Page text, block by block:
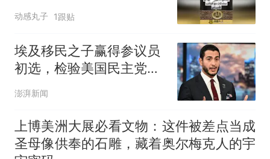
动感丸子 1跟贴
埃及移民之子赢得参议员
初选，检验美国民主党路
线之争
澎湃新闻
上博美洲大展必看文物：这件被差点当成
圣母像供奉的石雕，藏着奥尔梅克人的宇